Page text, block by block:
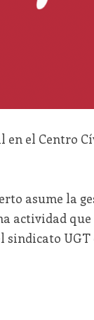
el Centro
asume la
actividad
UGT